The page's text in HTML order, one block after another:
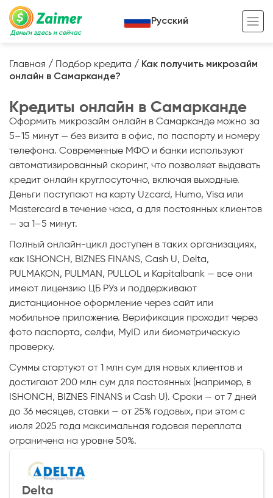
Деньги здесь и сейчас
Кредит под залог
Кредит под залог авто
Кредит под залог недвижимости
Кредит под залог спецтехники
Кредит онлайн
Кредит для предпринимателей
Кредит для самозанятых
Жизненный цикл вашего кредита
Полезные статьи
Кредитный калькулятор
Русский
Главная / Подбор кредита / Как получить микрозайм
онлайн в Самарканде?
Кредиты онлайн в Самарканде
Оформить микрозайм онлайн в Самарканде можно за
5–15 минут — без визита в офис, по паспорту и номеру
телефона. Современные МФО и банки используют
автоматизированный скоринг, что позволяет выдавать
кредит онлайн круглосуточно, включая выходные.
Деньги поступают на карту Uzcard, Humo, Visa или
Mastercard в течение часа, а для постоянных клиентов
— за 1–5 минут.
Полный онлайн-цикл доступен в таких организациях,
как ISHONCH, BIZNES FINANS, Cash U, Delta,
PULMAKON, PULMAN, PULLOL и Kapitalbank — все они
имеют лицензию ЦБ РУз и поддерживают
дистанционное оформление через сайт или
мобильное приложение. Верификация проходит через
фото паспорта, селфи, MyID или биометрическую
проверку.
Суммы стартуют от 1 млн сум для новых клиентов и
достигают 200 млн сум для постоянных (например, в
ISHONCH, BIZNES FINANS и Cash U). Сроки — от 7 дней
до 36 месяцев, ставки — от 25% годовых, при этом с
июля 2025 года максимальная годовая переплата
ограничена на уровне 50%.
Delta